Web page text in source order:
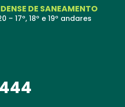
DE SANEAMENTO
– 17º, 18º e 19º andares